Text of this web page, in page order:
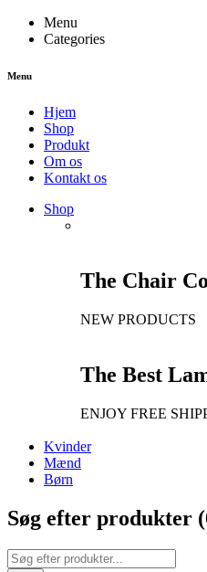
Menu
Categories
Menu
Hjem
Shop
Produkt
Om os
Kontakt os
Shop
The Chair
NEW PRODUCTS
The Best
ENJOY FREE
Kvinder
Mænd
Børn
Søg efter produkter (